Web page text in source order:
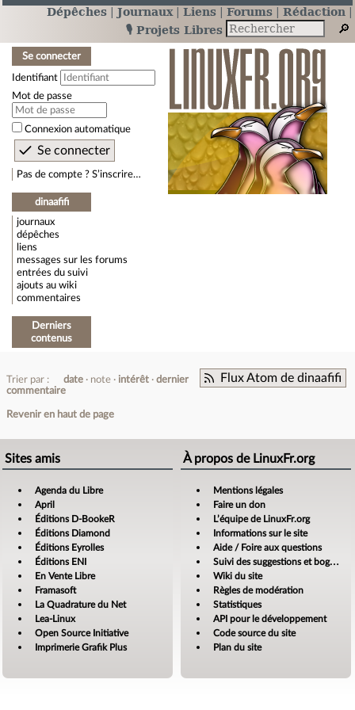
Dépêches Journaux Liens Forums
Rédaction
🎙️ Projets Libres
Se connecter
Identifiant
Mot de passe
Connexion automatique
Pas de compte ? S’inscrire…
dinaafifi
journaux
dépêches
liens
messages sur les forums
entrées du suivi
ajouts au wiki
commentaires
Derniers
contenus
Flux Atom de dinaafifi
Trier par : date note intérêt
dernier
commentaire
Revenir en haut de page
Sites amis
Agenda du Libre
April
Éditions D-BookeR
Éditions Diamond
Éditions Eyrolles
Éditions ENI
En Vente Libre
Framasoft
La Quadrature du Net
Lea-Linux
Open Source Initiative
Imprimerie Grafik Plus
À propos de LinuxFr.org
Mentions légales
Faire un don
L’équipe de LinuxFr.org
Informations sur le site
Aide / Foire aux questions
Suivi des suggestions et bogues
Wiki du site
Règles de modération
Statistiques
API pour le développement
Code source du site
Plan du site